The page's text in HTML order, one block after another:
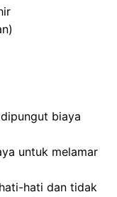
biaya
untuk melamar
hati dan tidak